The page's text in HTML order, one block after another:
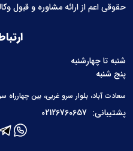
حقوقی اعم از ارائه مشاوره و قبول
شنبه تا چهارشنبه
پنج شنبه
سعادت آباد، بلوار سرو غربی، بین چهارراه سرو و
پشتیبانی: 02126760657